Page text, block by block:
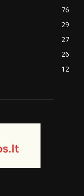
76
29
27
26
12